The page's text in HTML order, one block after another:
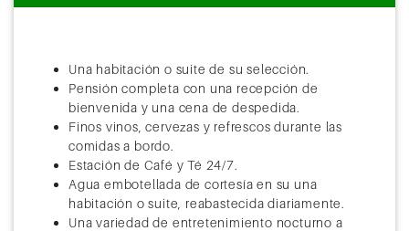
Una habitación o suite de su selección.
Pensión completa con una recepción de
bienvenida y una cena de despedida.
Finos vinos, cervezas y refrescos durante las
comidas a bordo.
Estación de Café y Té 24/7.
Agua embotellada de cortesía en su una
habitación o suite, reabastecida diariamente.
Una variedad de entretenimiento nocturno a